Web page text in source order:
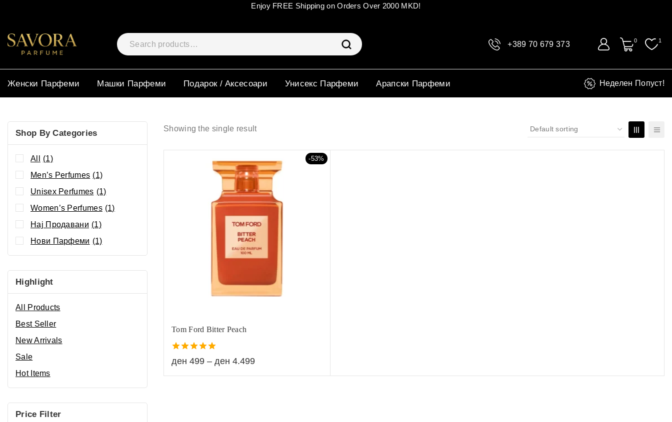
Enjoy FREE Shipping on Orders Over 2000 MKD!
+389 70 679 373 0 1
Женски Парфеми Машки Парфеми Подарок / Аксесоари Унисекс Парфеми Арапски Парфеми Неделен Попуст!
Showing the single result
-53%
Tom Ford Bitter Peach
5.00
out of 5
ден 499 – ден 4.499
Shop By Categories
All
(1)
Men’s Perfumes (1)
Unisex Perfumes (1)
Women’s Perfumes (1)
Нај Продавани (1)
Нови Парфеми (1)
Highlight
All Products
Best Seller
New Arrivals
Sale
Hot Items
Price Filter